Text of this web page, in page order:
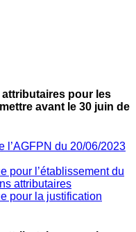
pour les
avant le 30 juin de
l’AGFPN du 20/06/2023
pour l’établissement du
attributaires
pour la justification